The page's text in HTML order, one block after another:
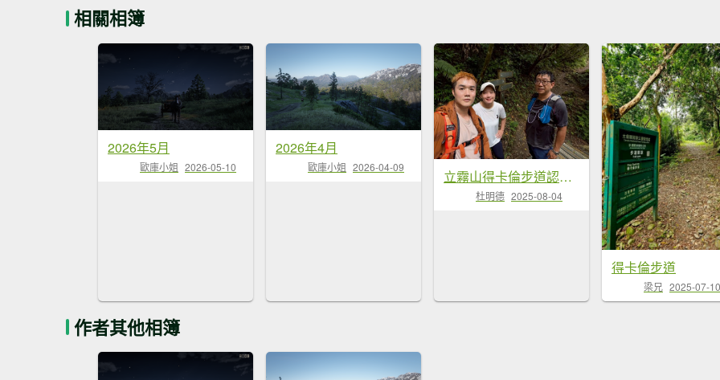
相關相簿
2026年5月
歐庫小姐 2026-05-10
2026年4月
歐庫小姐 2026-04-09
立霧山得卡倫步道認證點
杜明德 2025-08-04
得卡倫步道
梁兄 2025-07-10
作者其他相簿